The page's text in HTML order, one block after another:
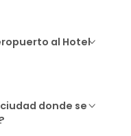
al Hotel
donde se